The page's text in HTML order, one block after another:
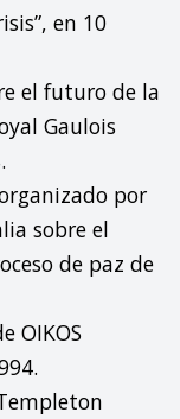
en 10
el futuro de la
Gaulois
por
sobre el
de paz de
OIKOS